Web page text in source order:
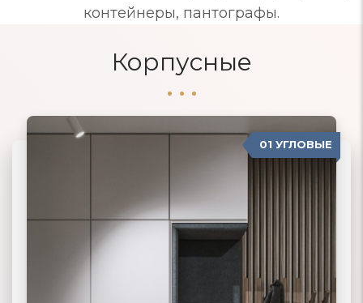
контейнеры, пантографы.
Корпусные
01 УГЛОВЫЕ
02 ПРЯМЫЕ